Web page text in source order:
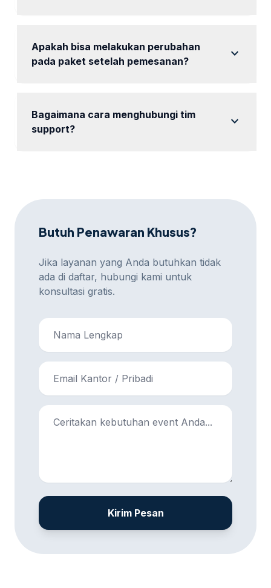
Apakah bisa melakukan perubahan
pada paket setelah pemesanan?
expand_more
Bagaimana cara menghubungi tim
support?
expand_more
Butuh Penawaran Khusus?
Jika layanan yang Anda butuhkan tidak
ada di daftar, hubungi kami untuk
konsultasi gratis.
Kirim Pesan